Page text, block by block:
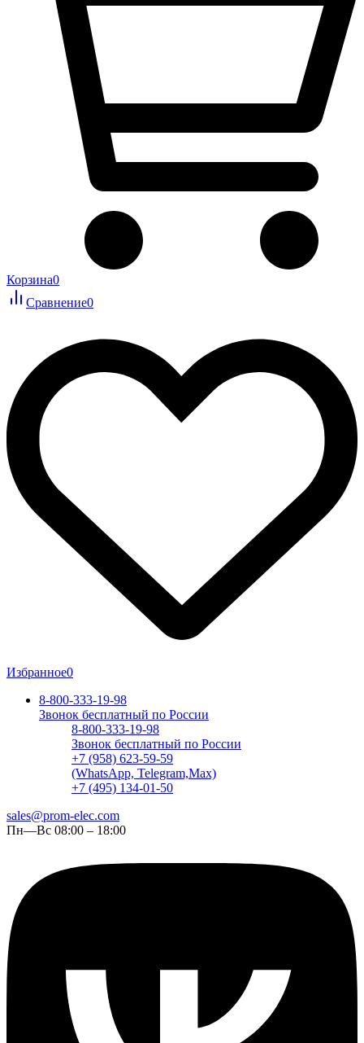
Корзина0
Сравнение0
Избранное0
8-800-333-19-98
Звонок бесплатный по России
8-800-333-19-98
Звонок бесплатный по России
+7 (958) 623-59-59
(WhatsApp, Telegram,Max)
+7 (495) 134-01-50
sales@prom-elec.com
Пн—Вс 08:00 – 18:00